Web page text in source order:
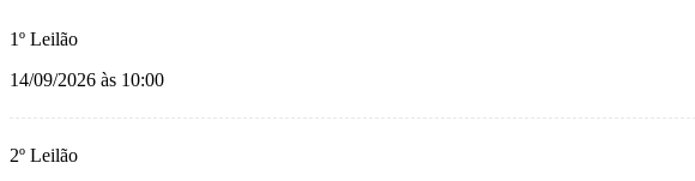
1º Leilão
14/09/2026 às 10:00
2º Leilão